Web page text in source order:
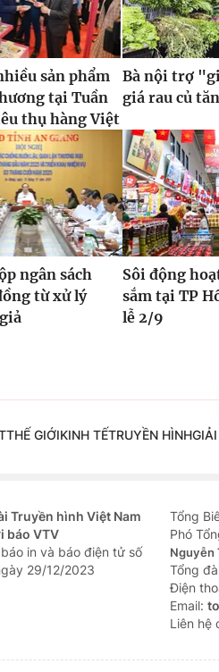
sản phẩm
tại Tuần
thụ hàng Việt
Bà nội trợ
giá rau củ
ngân sách
từ xử lý
Sôi động
sắm tại TP
lễ 2/9
THẾ GIỚIKINH TẾTRUYỀN HÌNH
Truyền hình Việt Nam
báo VTV
in và báo điện tử số
29/12/2023
Tổng
Phó
Nguyễn
Tổng
Ðiện
Email:
Liên hệ